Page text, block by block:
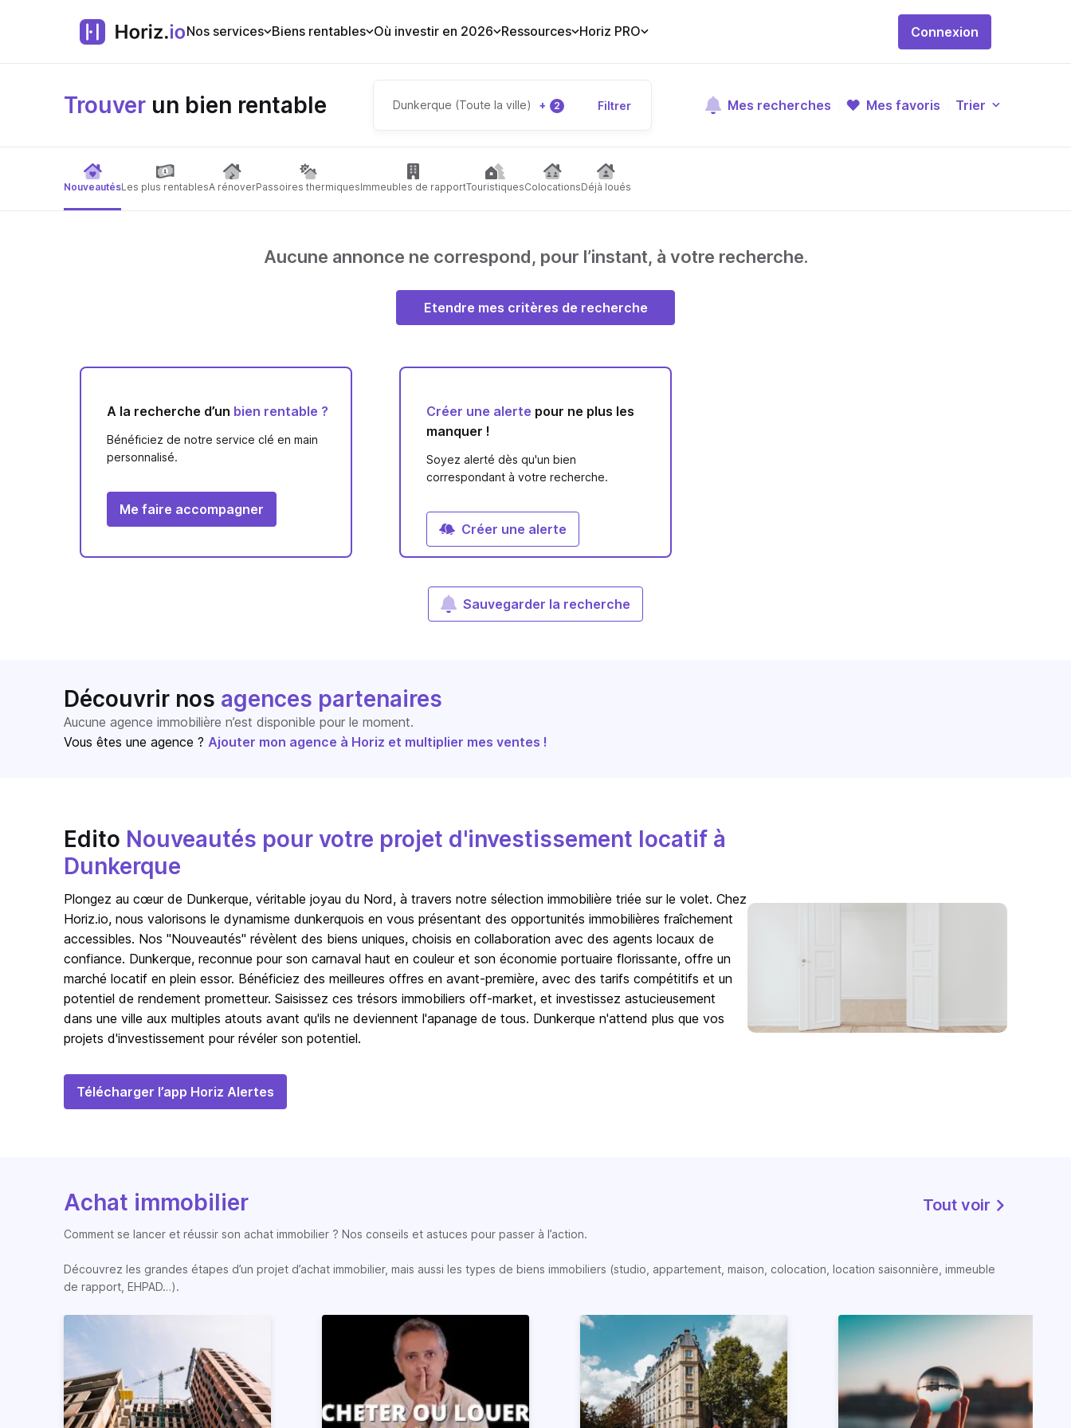
Nos services Biens rentables Où investir en 2026 Ressources Horiz PRO Connexion
Trouver un bien rentable Dunkerque (Toute la ville) + 2 Filtrer Mes recherches Mes favoris Trier
NouveautésLes plus rentablesA rénoverPassoires thermiquesImmeubles de rapportTouristiquesColocationsDéjà loués
Aucune annonce ne correspond, pour l’instant, à votre recherche.
Etendre mes critères de recherche
A la recherche d’un bien rentable ?
Bénéficiez de notre service clé en main
personnalisé.
Me faire accompagner
Créer une alerte pour ne plus les
manquer !
Soyez alerté dès qu'un bien
correspondant à votre recherche.
Créer une alerte
Sauvegarder la recherche
Découvrir nos agences partenaires
Aucune agence immobilière n’est disponible pour le moment.
Vous êtes une agence ? Ajouter mon agence à Horiz et multiplier mes ventes !
Edito Nouveautés pour votre projet d'investissement locatif à
Dunkerque
Plongez au cœur de Dunkerque, véritable joyau du Nord, à travers notre sélection immobilière triée sur le volet. Chez
Horiz.io, nous valorisons le dynamisme dunkerquois en vous présentant des opportunités immobilières fraîchement
accessibles. Nos "Nouveautés" révèlent des biens uniques, choisis en collaboration avec des agents locaux de
confiance. Dunkerque, reconnue pour son carnaval haut en couleur et son économie portuaire florissante, offre un
marché locatif en plein essor. Bénéficiez des meilleures offres en avant-première, avec des tarifs compétitifs et un
potentiel de rendement prometteur. Saisissez ces trésors immobiliers off-market, et investissez astucieusement
dans une ville aux multiples atouts avant qu'ils ne deviennent l'apanage de tous. Dunkerque n'attend plus que vos
projets d'investissement pour révéler son potentiel.
Télécharger l’app Horiz Alertes
Achat immobilier Tout voir
Comment se lancer et réussir son achat immobilier ? Nos conseils et astuces pour passer à l’action.
Découvrez les grandes étapes d’un projet d’achat immobilier, mais aussi les types de biens immobiliers (studio, appartement, maison, colocation, location saisonnière, immeuble
de rapport, EHPAD…).